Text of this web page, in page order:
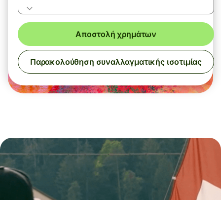
Αποστολή χρημάτων
Παρακολούθηση συναλλαγματικής ισοτιμίας